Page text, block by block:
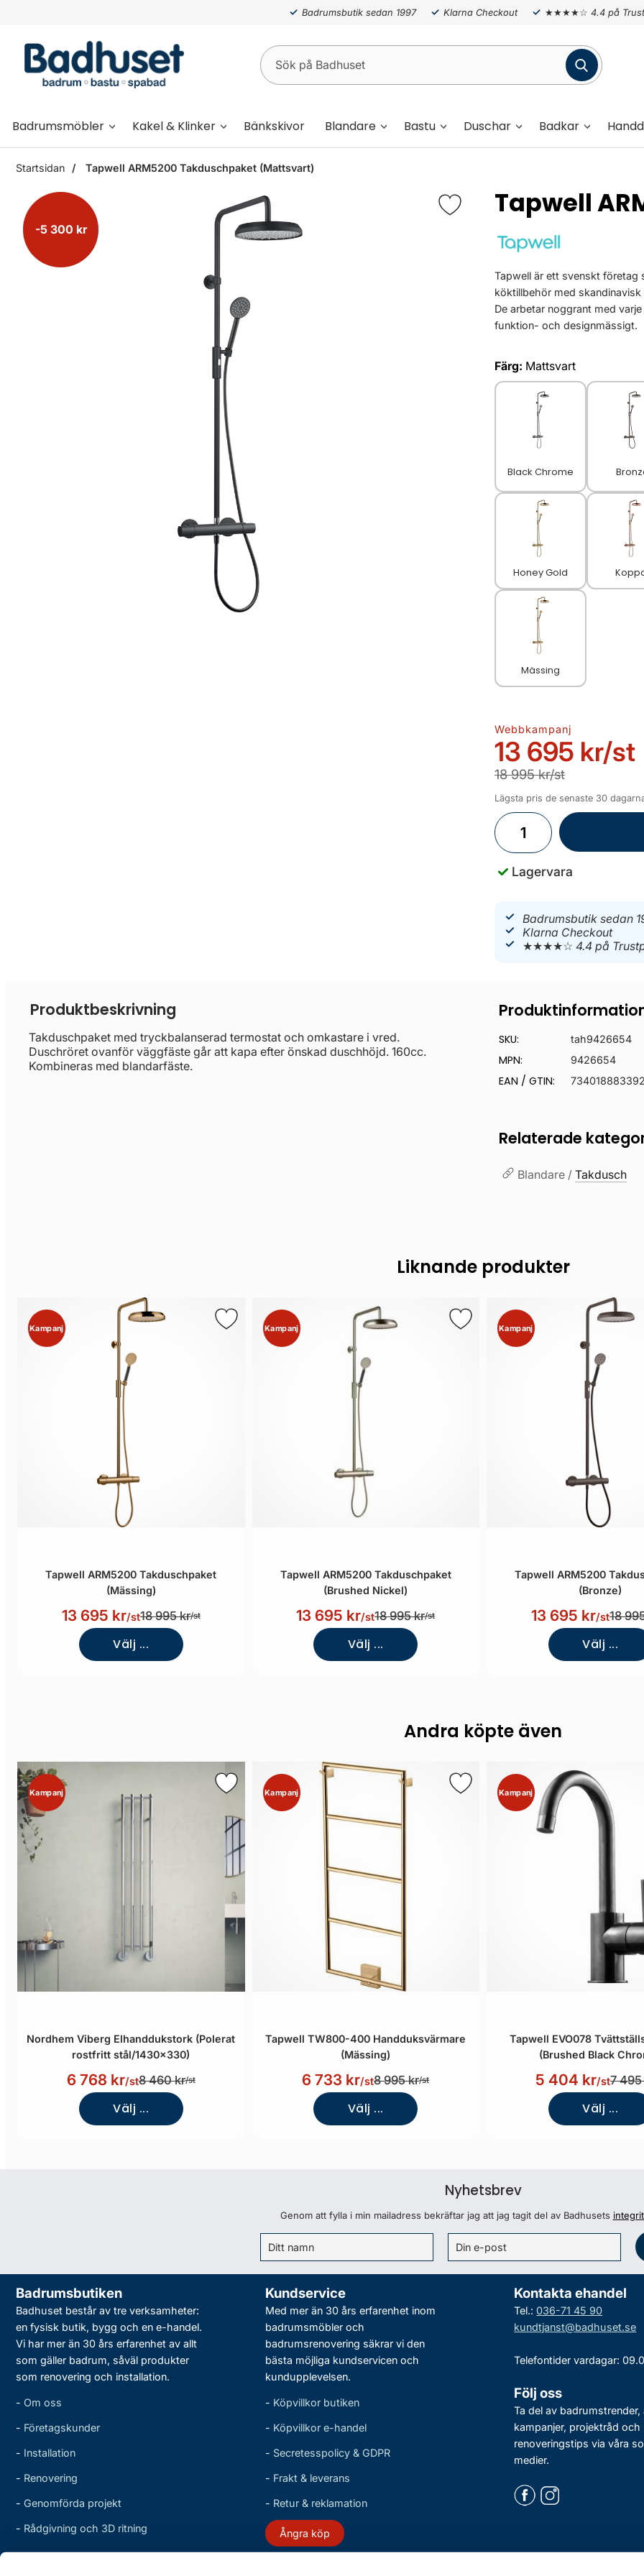
Badrumsbutik sedan 1997 Klarna Checkout ★★★★☆ 4.4 på
Badrumsmöbler Kakel & Klinker Bänkskivor Blandare Bastu Duschar Badkar
Startsidan Tapwell ARM5200 Takduschpaket (Mattsvart)
-5 300 kr
Tapwell
Tapwell är ett svenskt företag
köktillbehör med
De arbetar noggrant med
funktion- och designmässigt.
Färg: Mattsvart
Black Chrome
Honey Gold
Mässing
Webbkampanj
13 695 kr/st
18 995 kr/st
Lägsta pris de senaste 30
Lagervara
Badrumsbutik sedan
Klarna Checkout
★★★★☆4.4 på
Produktbeskrivning
Takduschpaket med tryckbalanserad termostat och omkastare i vred.
Duschröret ovanför väggfäste går att kapa efter önskad duschhöjd. 160cc.
Kombineras med blandarfäste.
SKU: tah9426654
MPN: 9426654
EAN / GTIN:
Relaterade
Blandare /Takdusch
Liknande produkter
Kampanj
Tapwell ARM5200 Takduschpaket
(Mässing)
13 695 kr/st18 995 kr/st
Välj ...
Kampanj
Tapwell ARM5200 Takduschpaket
(Brushed Nickel)
13 695 kr/st18 995 kr/st
Välj ...
Kampanj
Tapwell ARM5200
(Bronze)
13 695 kr/st18
Välj ...
Andra köpte även
Kampanj
Nordhem Viberg Elhanddukstork (Polerat
rostfritt stål/1430x330)
6 768 kr/st8 460 kr/st
Välj ...
Kampanj
Tapwell TW800-400 Handduksvärmare
(Mässing)
6 733 kr/st8 995 kr/st
Välj ...
Kampanj
Tapwell EVO078
(Brushed Black
5 404 kr/st7 495
Välj ...
Nyhetsbrev
Genom att fylla i min mailadress bekräftar jag att jag tagit del av Badhusets
Badrumsbutiken
Badhuset består av tre verksamheter:
en fysisk butik, bygg och en e-handel.
Vi har mer än 30 års erfarenhet av allt
som gäller badrum, såväl produkter
som renovering och installation.
- Om oss
- Företagskunder
- Installation
- Renovering
- Genomförda projekt
- Rådgivning och 3D ritning
Kundservice
Med mer än 30 års erfarenhet inom
badrumsmöbler och
badrumsrenovering säkrar vi den
bästa möjliga kundservicen och
kundupplevelsen.
- Köpvillkor butiken
- Köpvillkor e-handel
- Secretesspolicy & GDPR
- Frakt & leverans
- Retur & reklamation
Ångra köp
Kontakta ehandel
Tel.: 036-71 45 90
kundtjanst@badhuset.se
Telefontider vardagar:
Följ oss
Ta del av badrumstrender,
kampanjer, projektråd och
renoveringstips via våra
medier.